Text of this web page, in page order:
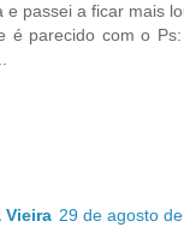
e passei a ficar mais
é parecido com o
Vieira 29 de agosto